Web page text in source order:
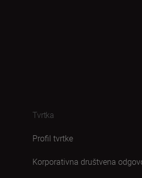
Tvrtka
Profil tvrtke
Korporativna društvena